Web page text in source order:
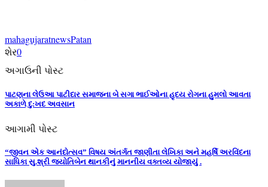
mahagujaratnewsPatan
શેર0
અગાઉની પોસ્ટ
પાટણના લેઉઆ પાટીદાર સમાજના બે સગા ભાઈઓના હૃદય રોગના હુમલો આવતા
અકાળે દુ:ખદ અવસાન
આગામી પોસ્ટ
“જીવન એક આનંદોત્સવ” વિષય અંતર્ગત જાણીતા લેખિકા અને મહર્ષિ અરવિંદના
સાધિકા સુ.શ્રી જ્યોતિબેન થાનકીનું માનનીય વક્તવ્ય યોજાયું .